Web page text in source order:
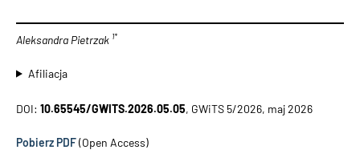
Aleksandra Pietrzak 1*
Afiliacja
DOI: 10.65545/GWITS.2026.05.05, GWiTS 5/2026, maj 2026
Pobierz PDF(Open Access)